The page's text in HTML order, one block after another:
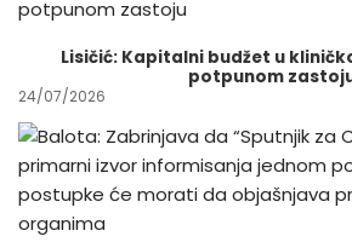
Lisičić: Kapitalni budžet u
potpunom
24/07/2026